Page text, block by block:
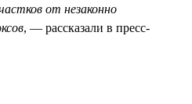
от незаконно
, — рассказали в пресс-